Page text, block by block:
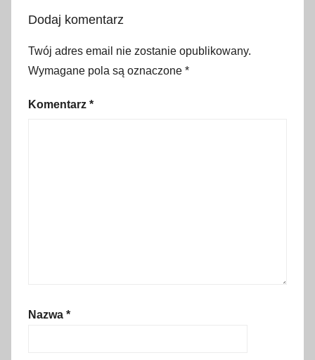
h
l
k
o
Dodaj komentarz
Twój adres email nie zostanie opublikowany.
Wymagane pola są oznaczone *
Komentarz *
Nazwa *